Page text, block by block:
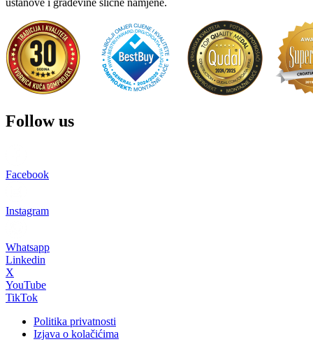
Follow us
Facebook
Instagram
Whatsapp
Linkedin
X
YouTube
TikTok
Politika privatnosti
Izjava o kolačićima